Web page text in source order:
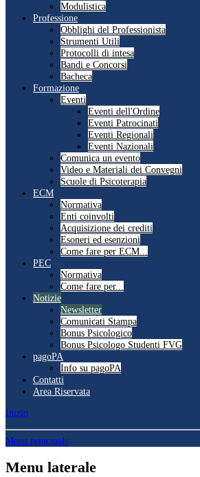
Modulistica
Professione
Obblighi del Professionista
Strumenti Utili
Protocolli di intesa
Bandi e Concorsi
Bacheca
Formazione
Eventi
Eventi dell'Ordine
Eventi Patrocinati
Eventi Regionali
Eventi Nazionali
Comunica un evento
Video e Materiali dei Convegni
Scuole di Psicoterapia
ECM
Normativa
Enti coinvolti
Acquisizione dei crediti
Esoneri ed esenzioni
Come fare per ECM...
PEC
Normativa
Come fare per...
Notizie
Newsletter
Comunicati Stampa
Bonus Psicologico
Bonus Psicologo Studenti FVG
pagoPA
Info su pagoPA
Contatti
Area Riservata
Inizio
Menu principale
Menu laterale